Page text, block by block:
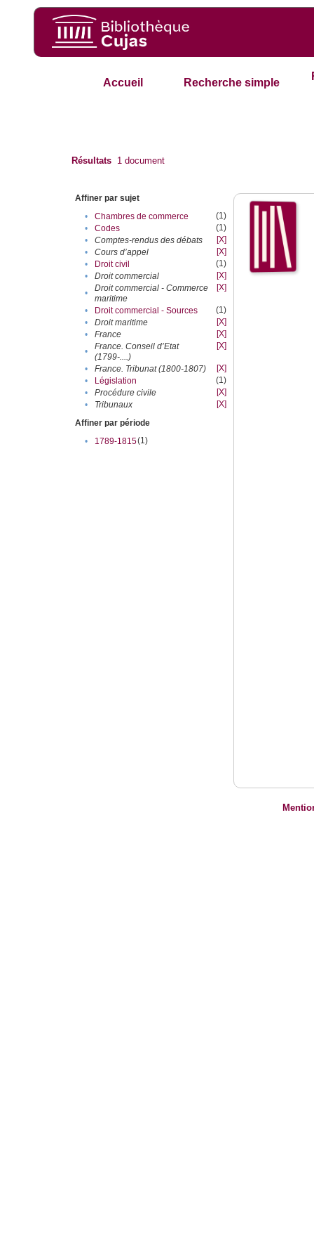
Accueil Recherche simple
Résultats 1 document
Affiner par sujet
•
Chambres de commerce
(1)
•
Codes
(1)
•
Comptes-rendus des débats
[X]
•
Cours d’appel
[X]
•
Droit civil
(1)
•
Droit commercial
[X]
•
Droit commercial - Commerce
maritime
[X]
• Droit commercial - Sources
(1)
•
Droit maritime
[X]
•
France
[X]
•
France. Conseil d’Etat
(1799-....)
[X]
• France. Tribunat (1800-1807)
[X]
•
Législation
(1)
•
Procédure civile
[X]
•
Tribunaux
[X]
Affiner par période
•
1789-1815(1)